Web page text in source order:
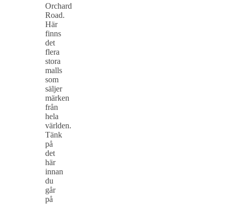
Orchard
Road.
Här
finns
det
flera
stora
malls
som
säljer
märken
från
hela
världen.
Tänk
på
det
här
innan
du
går
på